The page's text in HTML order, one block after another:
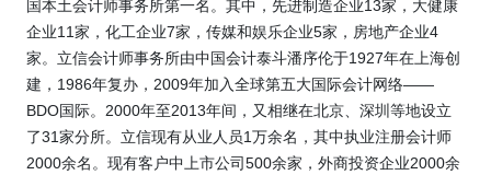
国本土会计师事务所第一名。其中，先进制造企业13家，大健康
企业11家，化工企业7家，传媒和娱乐企业5家，房地产企业4
家。立信会计师事务所由中国会计泰斗潘序伦于1927年在上海创
建， 1986年复办， 2009年加入全球第五大国际会计网络——
BDO国际。 2000年至2013年间，又相继在北京、深圳等地设立
了31家分所。立信现有从业人员1万余名，其中执业注册会计师
2000余名。现有客户中上市公司500余家，外商投资企业2000余